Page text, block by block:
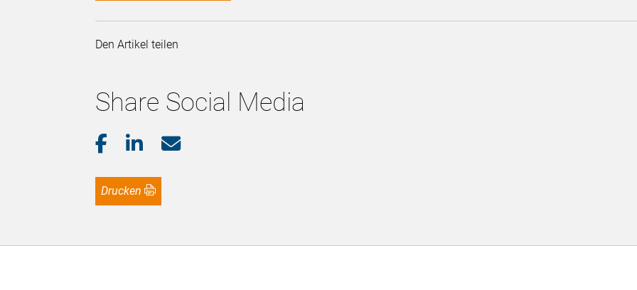
Den Artikel teilen
Share Social Media
Drucken